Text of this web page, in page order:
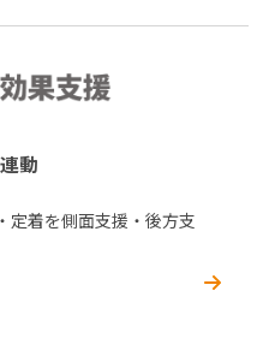
動
定着を側面支援・後方支